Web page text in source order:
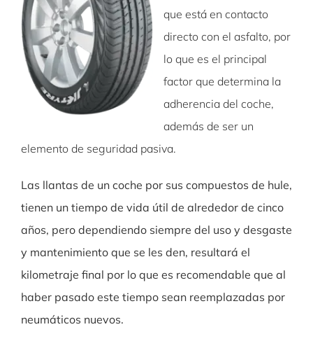
que está en contacto
directo con el asfalto, por
lo que es el principal
factor que determina la
adherencia del coche,
además de ser un
elemento de seguridad pasiva.
Las llantas de un coche por sus compuestos de hule,
tienen un tiempo de vida útil de alrededor de cinco
años, pero dependiendo siempre del uso y desgaste
y mantenimiento que se les den, resultará el
kilometraje final por lo que es recomendable que al
haber pasado este tiempo sean reemplazadas por
neumáticos nuevos.